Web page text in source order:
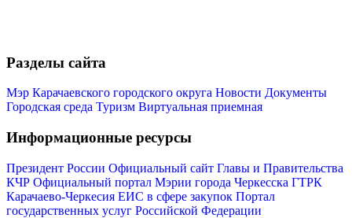
Разделы сайта
Мэр Карачаевского городского округа Новости Документы
Городская среда Туризм Виртуальная приемная
Информационные ресурсы
Президент России Официальный сайт Главы и Правительства
КЧР Официальный портал Мэрии города Черкесска ГТРК
Карачаево-Черкесия ЕИС в сфере закупок Портал
государственных услуг Российской Федерации
Мэр